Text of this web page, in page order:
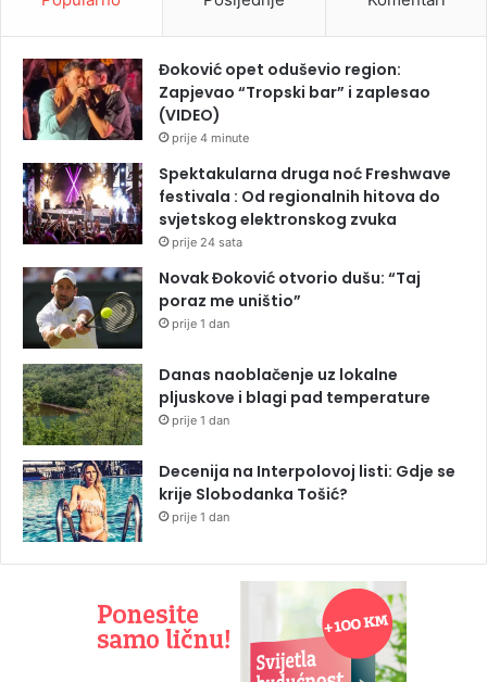
Đoković opet oduševio region:
Zapjevao “Tropski bar” i zaplesao
(VIDEO)
prije 4 minute
Spektakularna druga noć Freshwave
festivala : Od regionalnih hitova do
svjetskog elektronskog zvuka
prije 24 sata
Novak Đoković otvorio dušu: “Taj
poraz me uništio”
prije 1 dan
Danas naoblačenje uz lokalne
pljuskove i blagi pad temperature
prije 1 dan
Decenija na Interpolovoj listi: Gdje se
krije Slobodanka Tošić?
prije 1 dan